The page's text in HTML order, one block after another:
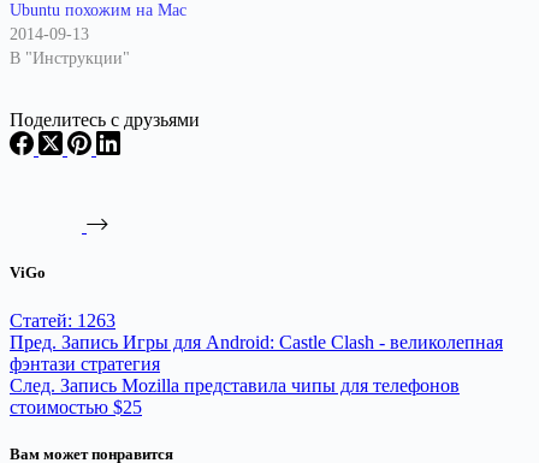
Ubuntu похожим на Mac
2014-09-13
В "Инструкции"
Поделитесь с друзьями
ViGo
Статей: 1263
Пред. Запись Игры для Android: Castle Clash - великолепная
фэнтази стратегия
След. Запись Mozilla представила чипы для телефонов
стоимостью $25
Вам может понравится